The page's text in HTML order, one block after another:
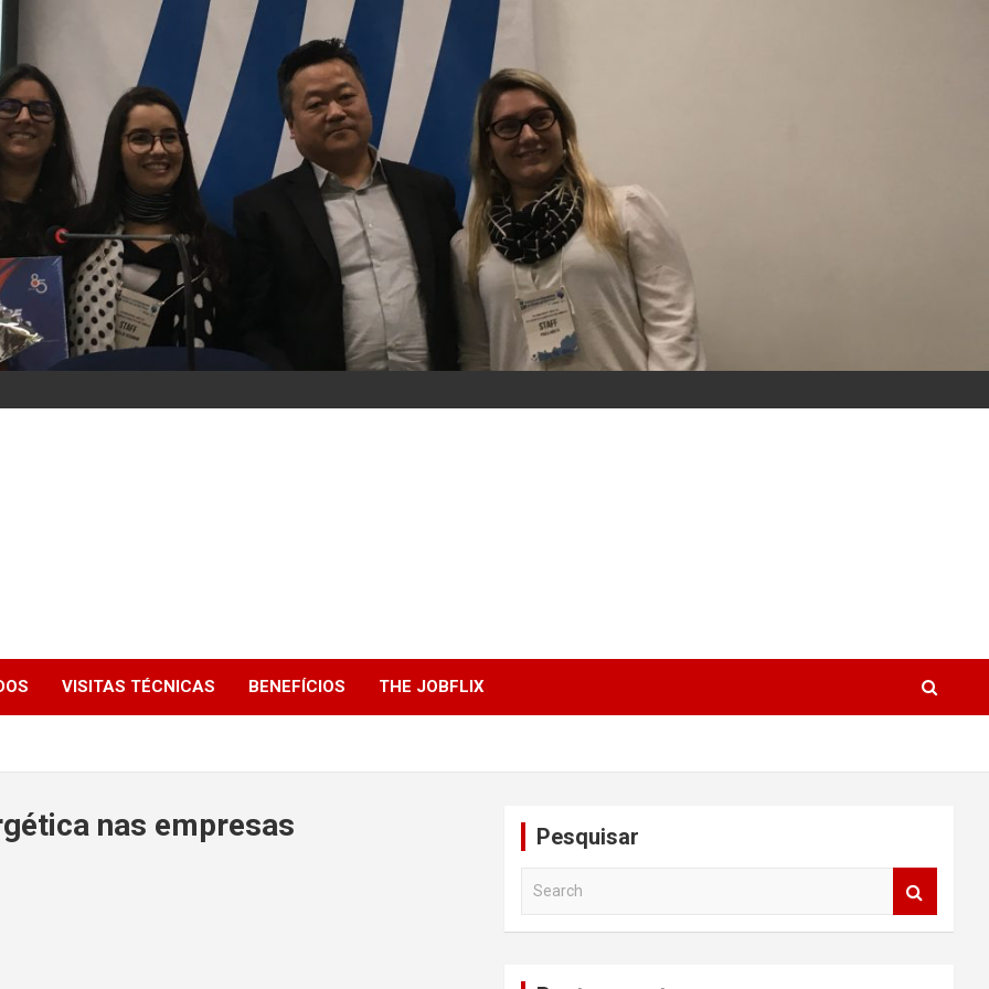
VISITAS TÉCNICAS BENEFÍCIOS THE JOBFLIX
nas empresas Pesquisar